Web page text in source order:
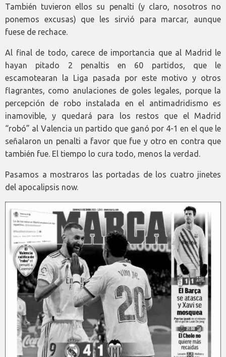
También tuvieron ellos su penalti (y claro, nosotros no
ponemos excusas) que les sirvió para marcar, aunque
fuese de rechace.
Al final de todo, carece de importancia que al Madrid le
hayan pitado 2 penaltis en 60 partidos, que le
escamotearan la Liga pasada por este motivo y otros
flagrantes, como anulaciones de goles legales, porque la
percepción de robo instalada en el antimadridismo es
inamovible, y quedará para los restos que el Madrid
“robó” al Valencia un partido que ganó por 4-1 en el que le
señalaron un penalti a favor que fue y otro en contra que
también fue. El tiempo lo cura todo, menos la verdad.
Pasamos a mostraros las portadas de los cuatro jinetes
del apocalipsis now.